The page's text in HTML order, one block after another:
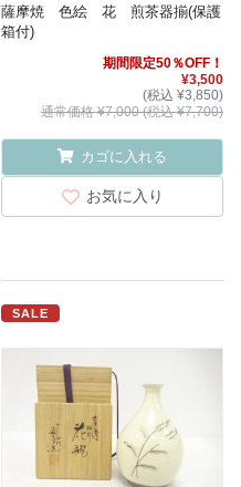
薩摩焼 色絵 花 煎茶器揃(保護
箱付)
期間限定50％OFF！
¥3,500
(税込 ¥3,850)
通常価格 ¥7,000 (税込 ¥7,700)
カゴに入れる
お気に入り
SALE